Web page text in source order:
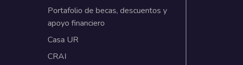
Portafolio de becas, descuentos y
apoyo financiero
Casa UR
CRAI